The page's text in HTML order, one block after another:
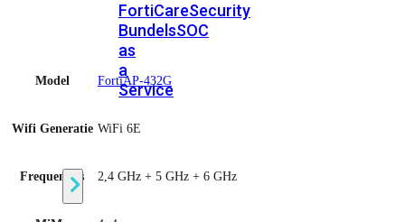
FortiCareSecurity
BundelsSOC
as
a
Service
Model FortiAP-432G
Wifi Generatie WiFi 6E
Frequenties 2,4 GHz + 5 GHz + 6 GHz